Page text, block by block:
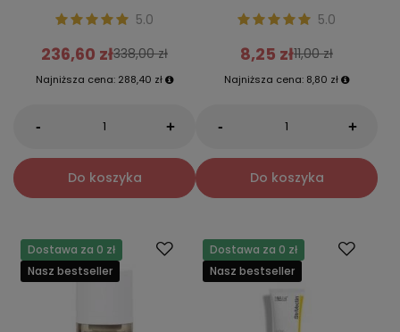
5.0
236,60 zł338,00 zł
Najniższa cena: 288,40 zł
- +
Do koszyka
5.0
8,25 zł11,00 zł
Najniższa cena: 8,80 zł
- +
Do koszyka
Dostawa za 0 zł
Nasz bestseller
Dostawa za 0 zł
Nasz bestseller